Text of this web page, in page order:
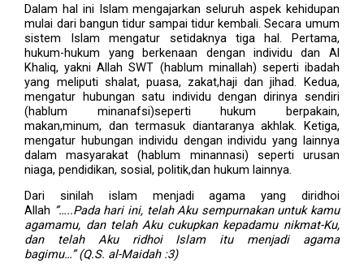
Dalam hal ini Islam mengajarkan seluruh aspek kehidupan
mulai dari bangun tidur sampai tidur kembali. Secara umum
sistem Islam mengatur setidaknya tiga hal. Pertama,
hukum-hukum yang berkenaan dengan individu dan Al
Khaliq, yakni Allah SWT (hablum minallah) seperti ibadah
yang meliputi shalat, puasa, zakat,haji dan jihad. Kedua,
mengatur hubungan satu individu dengan dirinya sendiri
(hablum minanafsi)seperti hukum berpakain,
makan,minum, dan termasuk diantaranya akhlak. Ketiga,
mengatur hubungan individu dengan individu yang lainnya
dalam masyarakat (hablum minannasi) seperti urusan
niaga, pendidikan, sosial, politik,dan hukum lainnya.
Dari sinilah islam menjadi agama yang diridhoi
Allah ”…..Pada hari ini, telah Aku sempurnakan untuk kamu
agamamu, dan telah Aku cukupkan kepadamu nikmat-Ku,
dan telah Aku ridhoi Islam itu menjadi agama
bagimu…” (Q.S. al-Maidah :3)